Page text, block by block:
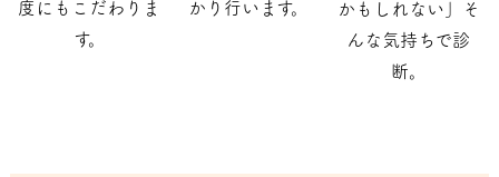
度にもこだわりま
す。
かり行います。
かもしれない」そ
んな気持ちで診
断。